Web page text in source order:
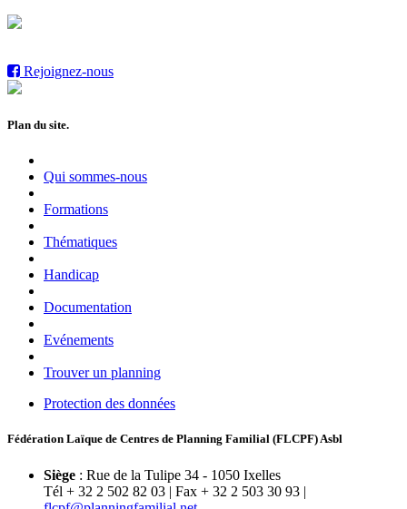
Rejoignez-nous
Plan du site.
Qui sommes-nous
Formations
Thématiques
Handicap
Documentation
Evénements
Trouver un planning
Protection des données
Fédération Laïque de Centres de Planning Familial (FLCPF) Asbl
Siège : Rue de la Tulipe 34 - 1050 Ixelles
Tél + 32 2 502 82 03 | Fax + 32 2 503 30 93 |